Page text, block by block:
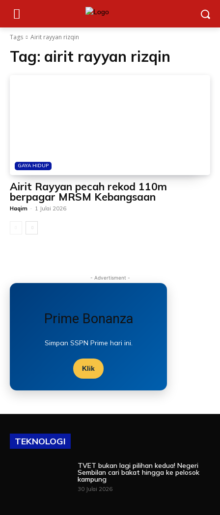
Tags Airit rayyan rizqin
Tag: airit rayyan rizqin
GAYA HIDUP
Airit Rayyan pecah rekod 110m
berpagar MRSM Kebangsaan
Haqim - 1 Julai 2026
- Advertisment -
Prime Bonanza
Simpan SSPN Prime hari ini.
Klik
TEKNOLOGI
TVET bukan lagi pilihan kedua! Negeri
Sembilan cari bakat hingga ke pelosok
kampung
30 Julai 2026